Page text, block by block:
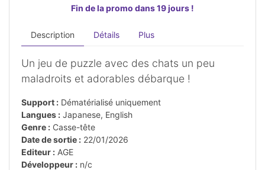
Fin de la promo dans 19 jours !
Description Détails Plus
Un jeu de puzzle avec des chats un peu
maladroits et adorables débarque !
Support : Dématérialisé uniquement
Langues : Japanese, English
Genre : Casse-tête
Date de sortie : 22/01/2026
Editeur : AGE
Développeur : n/c